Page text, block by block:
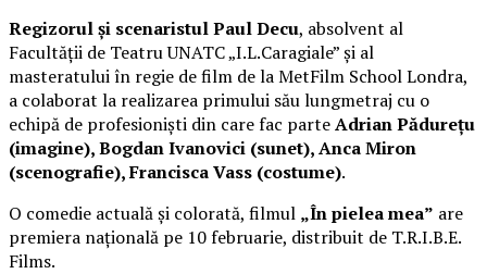
Regizorul și scenaristul Paul Decu, absolvent al
Facultății de Teatru UNATC „I.L.Caragiale” și al
masteratului în regie de film de la MetFilm School Londra,
a colaborat la realizarea primului său lungmetraj cu o
echipă de profesioniști din care fac parteAdrian Pădurețu
(imagine), Bogdan Ivanovici (sunet), Anca Miron
(scenografie), Francisca Vass (costume).
O comedie actuală și colorată, filmul „În pielea mea” are
premiera națională pe 10 februarie, distribuit de T.R.I.B.E.
Films.